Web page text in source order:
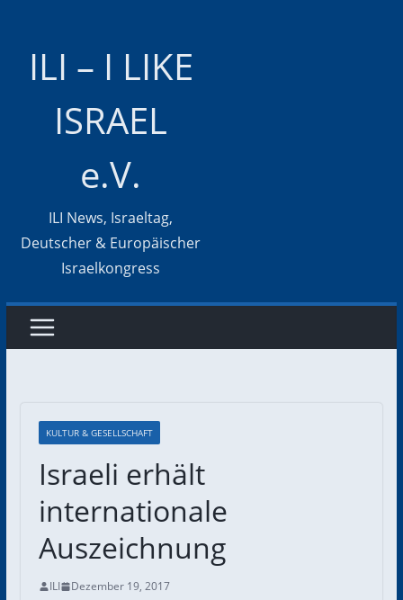
ILI – I LIKE
ISRAEL
e.V.
ILI News, Israeltag,
Deutscher & Europäischer
Israelkongress
KULTUR & GESELLSCHAFT
Israeli erhält
internationale
Auszeichnung
ILI Dezember 19, 2017